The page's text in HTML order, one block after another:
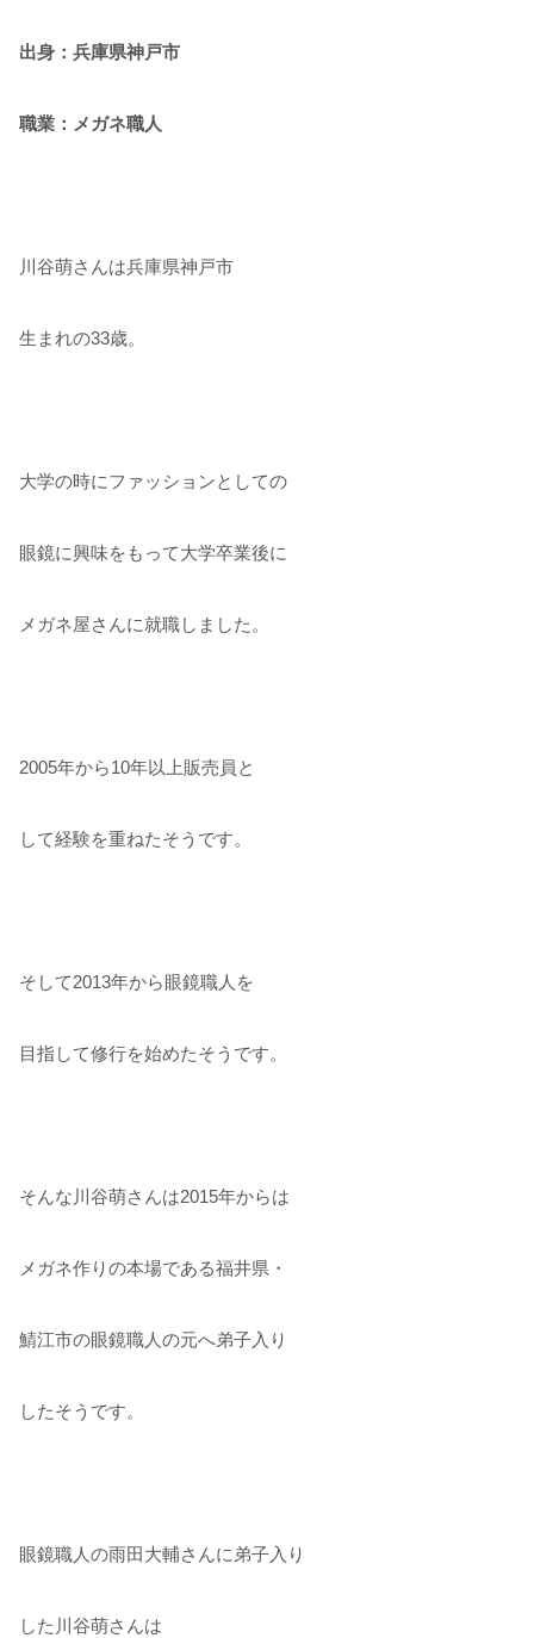
出身：兵庫県神戸市
職業：メガネ職人
川谷萌さんは兵庫県神戸市
生まれの33歳。
大学の時にファッションとしての
眼鏡に興味をもって大学卒業後に
メガネ屋さんに就職しました。
2005年から10年以上販売員と
して経験を重ねたそうです。
そして2013年から眼鏡職人を
目指して修行を始めたそうです。
そんな川谷萌さんは2015年からは
メガネ作りの本場である福井県・
鯖江市の眼鏡職人の元へ弟子入り
したそうです。
眼鏡職人の雨田大輔さんに弟子入り
した川谷萌さんは